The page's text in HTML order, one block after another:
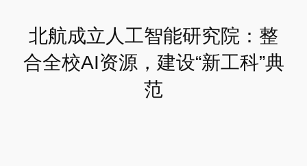
北航成立人工智能研究院：整
合全校AI资源，建设“新工科”典
范